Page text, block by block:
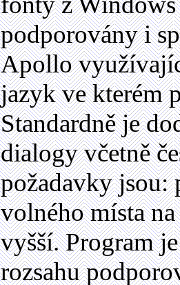
podporovány i
Apollo
jazyk ve kterém
Standardně je
dialogy včetně
požadavky
volného místa
vyšší. Program
rozsahu